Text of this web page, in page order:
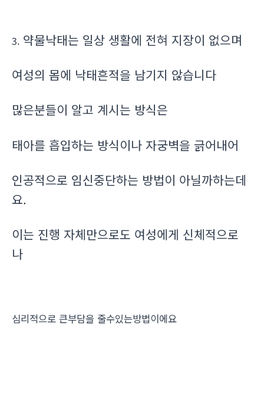
3. 약물낙태는 일상 생활에 전혀 지장이 없으며
여성의 몸에 낙태흔적을 남기지 않습니다
많은분들이 알고 계시는 방식은
태아를 흡입하는 방식이나 자궁벽을 긁어내어
인공적으로 임신중단하는 방법이 아닐까하는데
요.
이는 진행 자체만으로도 여성에게 신체적으로
나
심리적으로 큰부담을 줄수있는방법이에요